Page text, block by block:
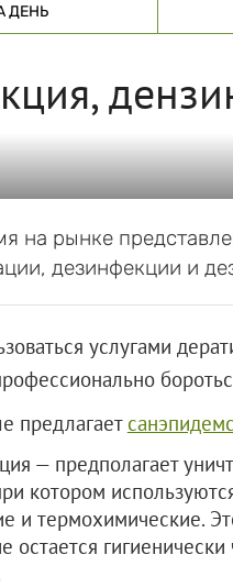
ДЕНЬ
на рынке
дезинфекции и
услугами
предлагает
— предполагает
котором
и термохимические.
остается